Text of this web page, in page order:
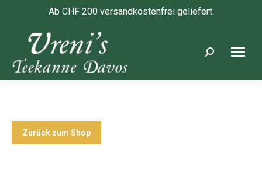
Ab CHF 200 versandkostenfrei geliefert.
Search:
Zurück zum Shop